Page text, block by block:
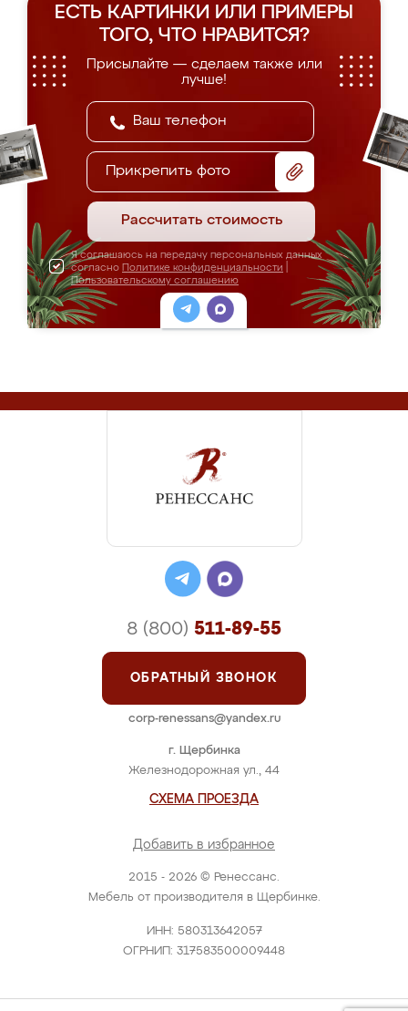
ЕСТЬ КАРТИНКИ ИЛИ ПРИМЕРЫ
ТОГО, ЧТО НРАВИТСЯ?
Присылайте — сделаем также или
лучше!
Прикрепить фото
Рассчитать стоимость
Я соглашаюсь на передачу персональных данных
согласно Политике конфиденциальности
Пользовательскому соглашению
2015 - 2026 © Ренессанс.
Мебель от производителя в Щербинке.
ИНН: 580313642057
ОГРНИП: 317583500009448
г. Щербинка
Железнодорожная ул., 44
СХЕМА ПРОЕЗДА
Добавить в избранное
8 (800) 511-89-55
ОБРАТНЫЙ ЗВОНОК
corp-renessans@yandex.ru